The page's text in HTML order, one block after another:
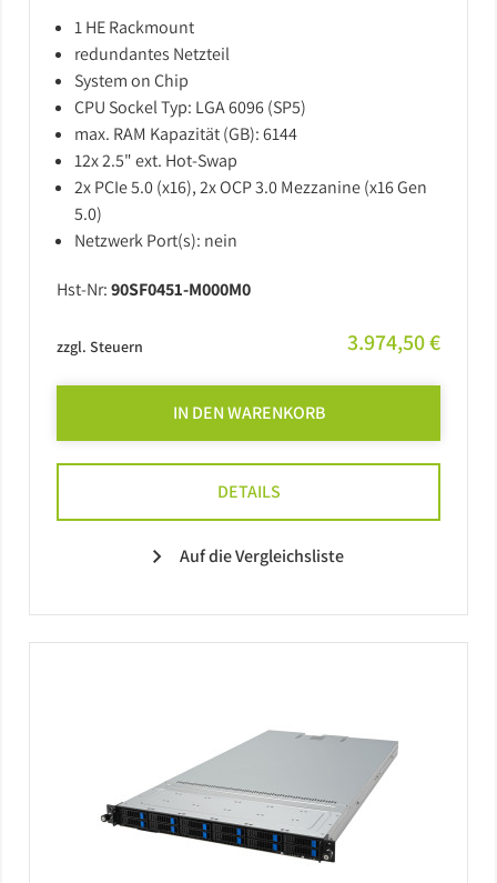
1 HE Rackmount
redundantes Netzteil
System on Chip
CPU Sockel Typ: LGA 6096 (SP5)
max. RAM Kapazität (GB): 6144
12x 2.5" ext. Hot-Swap
2x PCIe 5.0 (x16), 2x OCP 3.0 Mezzanine (x16 Gen
5.0)
Netzwerk Port(s): nein
Hst-Nr:90SF0451-M000M0
zzgl. Steuern 3.974,50 €
IN DEN WARENKORB
DETAILS
Auf die Vergleichsliste